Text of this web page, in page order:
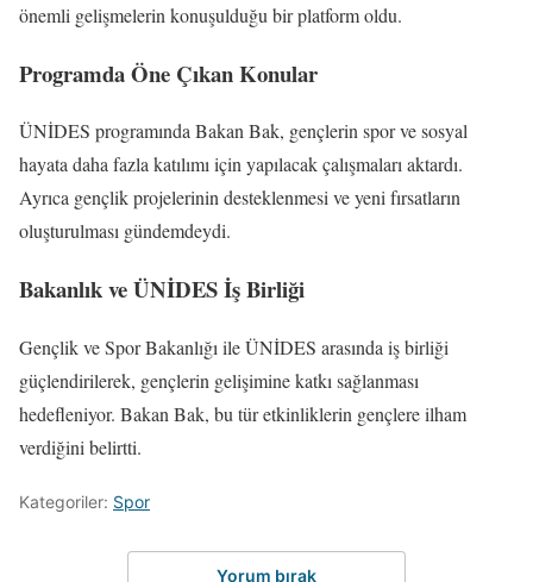
önemli gelişmelerin konuşulduğu bir platform oldu.
Programda Öne Çıkan Konular
ÜNİDES programında Bakan Bak, gençlerin spor ve sosyal
hayata daha fazla katılımı için yapılacak çalışmaları aktardı.
Ayrıca gençlik projelerinin desteklenmesi ve yeni fırsatların
oluşturulması gündemdeydi.
Bakanlık ve ÜNİDES İş Birliği
Gençlik ve Spor Bakanlığı ile ÜNİDES arasında iş birliği
güçlendirilerek, gençlerin gelişimine katkı sağlanması
hedefleniyor. Bakan Bak, bu tür etkinliklerin gençlere ilham
verdiğini belirtti.
Kategoriler: Spor
Yorum bırak